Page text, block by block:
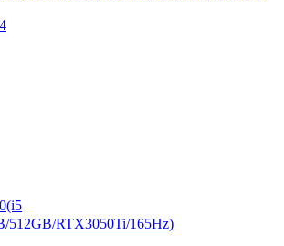
512GB/RTX3050Ti/165Hz)